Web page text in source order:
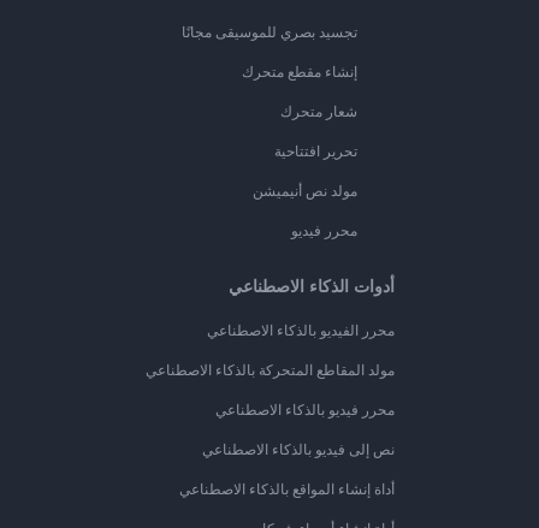
تجسيد بصري للموسيقى مجانًا
إنشاء مقطع متحرك
شعار متحرك
تحرير افتتاحية
مولد نص أنيميشن
محرر فيديو
أدوات الذكاء الاصطناعي
محرر الفيديو بالذكاء الاصطناعي
مولد المقاطع المتحركة بالذكاء الاصطناعي
محرر فيديو بالذكاء الاصطناعي
نص إلى فيديو بالذكاء الاصطناعي
أداة إنشاء المواقع بالذكاء الاصطناعي